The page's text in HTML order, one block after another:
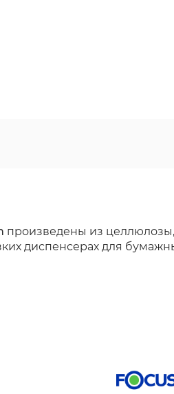
произведены из
диспенсерах для